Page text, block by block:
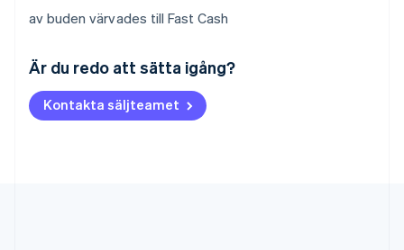
av buden värvades till Fast Cash
Är du redo att sätta igång?
Kontakta säljteamet
Belgien
NederlandsFrançaisDeutsch
Brasilien
PortuguêsEnglish